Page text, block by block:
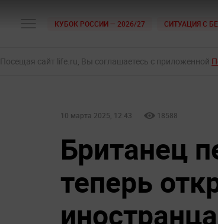
КУБОК РОССИИ — 2026/27 СИТУАЦИЯ С
Посещая сайт life.ru, Вы соглашаетесь с приложенной
10 марта 2025, 12:43 18588
Британец
теперь